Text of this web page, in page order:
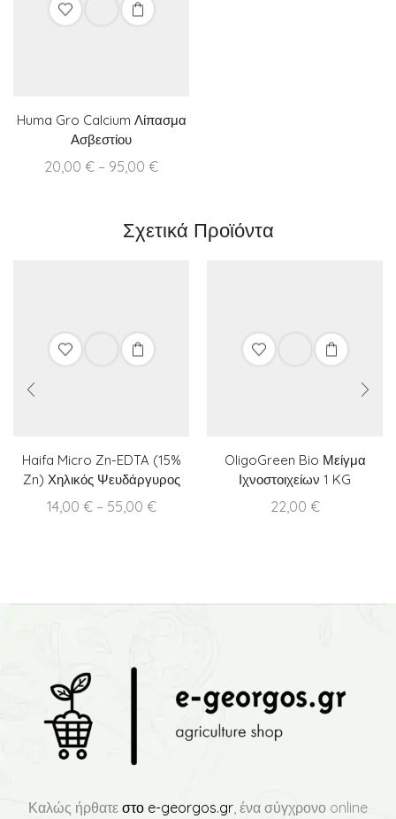
Huma Gro Calcium Λίπασμα
Ασβεστίου
20,00 € – 95,00 €Price
through
Σχετικά Προϊόντα
Haifa Micro Zn-EDTA (15%
Zn) Χηλικός Ψευδάργυρος
14,00 € – 55,00 €Price
OligoGreen Bio Μείγμα
Ιχνοστοιχείων 1 KG
22,00 €
Καλώς ήρθατε στο e-georgos.gr , ένα σύγχρονο online